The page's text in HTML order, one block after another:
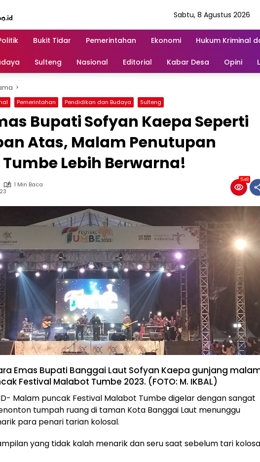
Sabtu, 8 Agustus 2026
Bukit Tidar Pemerintahan Ekonomi Hukum Kriminal
Sulteng Nasional Editorial Kabar Desa Opini
Pemerintahan Pendidikan dan Budaya Sulteng
Bupati Sofyan Kaepa Seperti
Atas, Malam Penutupan
Lebih Berwarna!
1 Min Baca
548
Emas Bupati Banggai Laut Sofyan Kaepa gunjang
Festival Malabot Tumbe 2023. (FOTO: M. IKBAL)
Malam puncak Festival Malabot Tumbe digelar dengan sangat
tumpah ruang di taman Kota Banggai Laut menunggu
para penari tarian kolosal.
yang tidak kalah menarik dan seru saat sebelum tari